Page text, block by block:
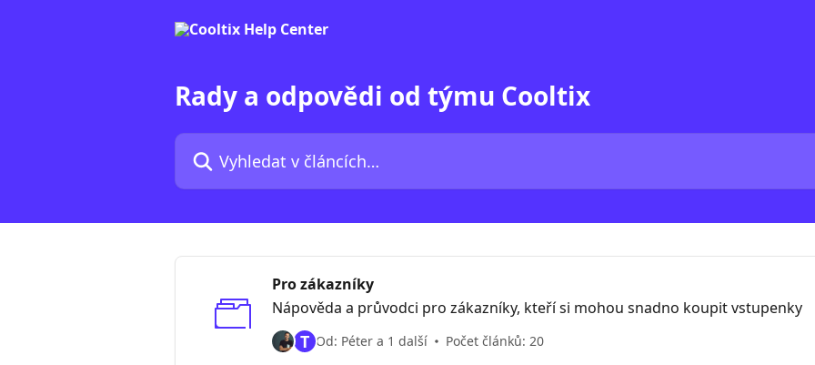
Rady a odpovědi od týmu Cooltix
Vyhledat v článcích…
Pro zákazníky
Nápověda a průvodci pro zákazníky, kteří si mohou snadno koupit vstupenky
T Od: Péter a 1 další Počet článků: 20